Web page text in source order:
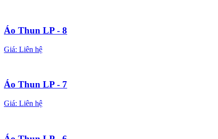
Áo Thun LP - 8
Giá: Liên hệ
Áo Thun LP - 7
Giá: Liên hệ